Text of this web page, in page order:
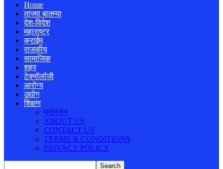
Home
ताज्या बातम्या
देश-विदेश
महाराष्ट्र
क्राईम
राजकीय
सामाजिक
शहर
टेक्नॉलॉजी
आरोग्य
उद्योग
शिक्षण
मनोरंजन
ABOUT US
CONTACT US
TERMS & CONDITIONS
PRIVACY POLICY